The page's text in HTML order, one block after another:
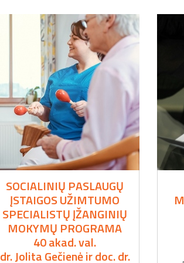
SOCIALINIŲ PASLAUGŲ
ĮSTAIGOS UŽIMTUMO
SPECIALISTŲ ĮŽANGINIŲ
MOKYMŲ PROGRAMA
40 akad. val.
dr. Jolita Gečienė ir doc. dr.